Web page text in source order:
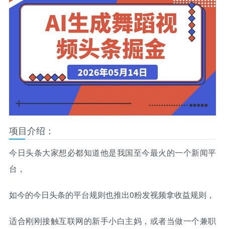
项目介绍：
今日头条大家想必都知道他是我国至今最火的一个新闻平
台，
如今的今日头条的平台规则也推出0粉发视频拿收益规则，
适合刚刚接触互联网的新手小白主妈，或者当做一个兼职